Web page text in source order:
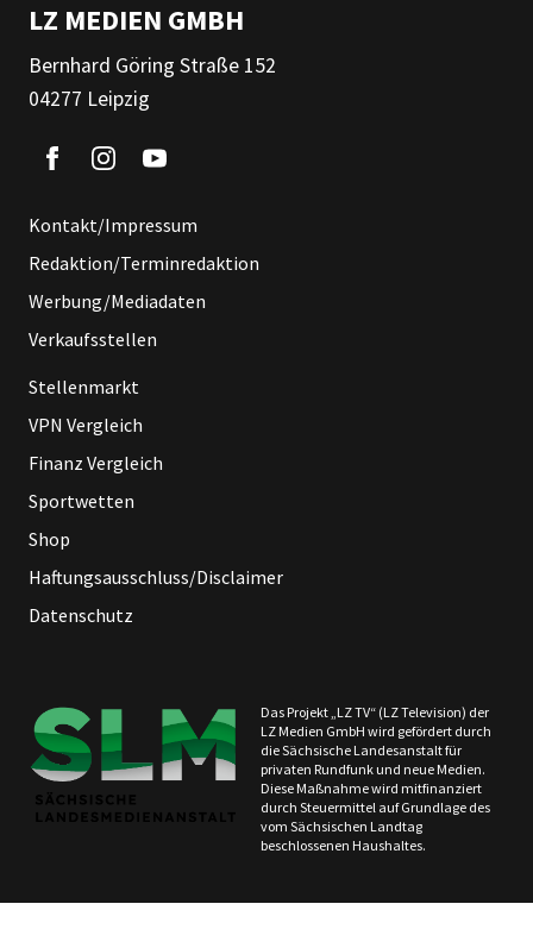
LZ MEDIEN GMBH
Bernhard Göring Straße 152
04277 Leipzig
Kontakt/Impressum
Redaktion/Terminredaktion
Werbung/Mediadaten
Verkaufsstellen
Stellenmarkt
VPN Vergleich
Finanz Vergleich
Sportwetten
Shop
Haftungsausschluss/Disclaimer
Datenschutz
Das Projekt „LZ TV“ (LZ Television) der
LZ Medien GmbH wird gefördert durch
die Sächsische Landesanstalt für
privaten Rundfunk und neue Medien.
Diese Maßnahme wird mitfinanziert
durch Steuermittel auf Grundlage des
vom Sächsischen Landtag
beschlossenen Haushaltes.